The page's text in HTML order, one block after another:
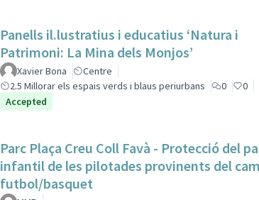
Panells il.lustratius i educatius ‘Natura i
Patrimoni: La Mina dels Monjos’
Xavier Bona
Centre
2.5 Millorar els espais verds i blaus periurbans
0
0
Accepted
Parc Plaça Creu Coll Favà - Protecció del
infantil de les pilotades provinents del
futbol/basquet